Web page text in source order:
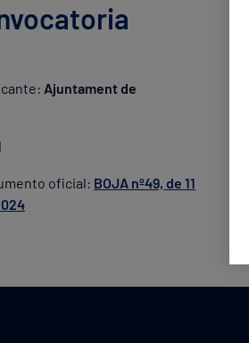
Ajuntament de
oficial: BOJA nº49, de 11